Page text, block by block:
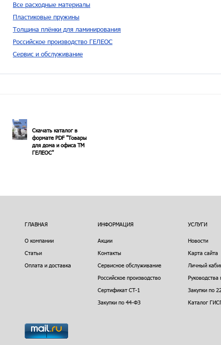
Все расходные материалы
Пластиковые пружины
Толщина плёнки для ламинирования
Российское производство ГЕЛЕОС
Сервис и обслуживание
Скачать каталог в
формате PDF "Товары
для дома и офиса ТМ
ГЕЛЕОС"
ГЛАВНАЯ
О компании
Статьи
Оплата и доставка
ИНФОРМАЦИЯ
Акции
Контакты
Сервисное обслуживание
Российское производство
Сертификат СТ-1
Закупки по 44-ФЗ
УСЛУГИ
Новости
Карта сайта
Личный
Закупки по
Каталог